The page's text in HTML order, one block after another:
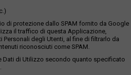
di protezione dallo SPAM fornito da Google
il traffico di questa Applicazione,
Personali degli Utenti, al fine di filtrarlo da
riconosciuti come SPAM.
Dati di Utilizzo secondo quanto specificato